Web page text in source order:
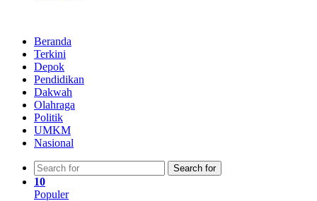
Beranda
Terkini
Depok
Pendidikan
Dakwah
Olahraga
Politik
UMKM
Nasional
Search for
10
Populer